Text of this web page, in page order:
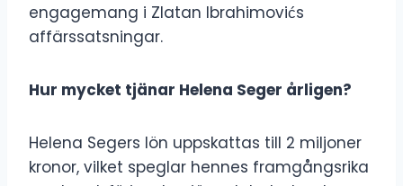
engagemang i Zlatan Ibrahimovićs
affärssatsningar.
Hur mycket tjänar Helena Seger årligen?
Helena Segers lön uppskattas till 2 miljoner
kronor, vilket speglar hennes framgångsrika